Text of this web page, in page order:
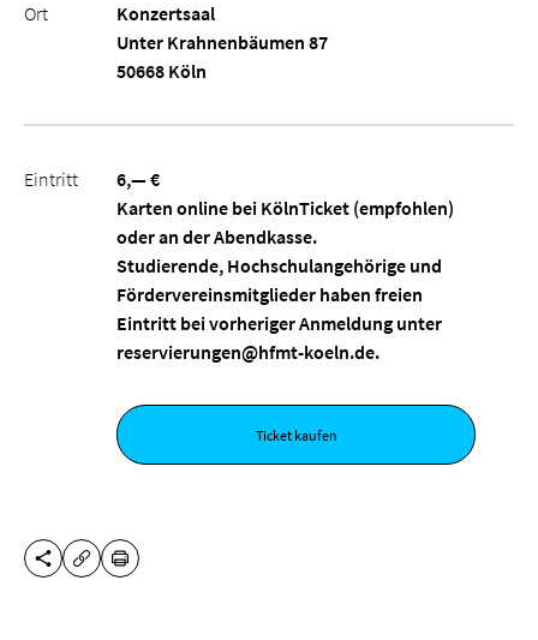
Ort
Konzertsaal
Unter Krahnenbäumen 87
50668 Köln
Eintritt
6,— €
Karten online bei KölnTicket (empfohlen)
oder an der Abendkasse.
Studierende, Hochschulangehörige und
Fördervereinsmitglieder haben freien
Eintritt bei vorheriger Anmeldung unter
reservierungen@hfmt-koeln.de.
Ticket kaufen
DIESE SEITE TEILEN
URL KOPIEREN
DRUCKEN